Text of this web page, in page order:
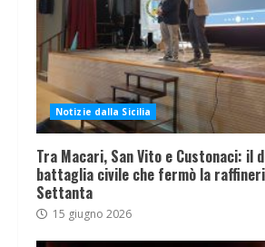
Notizie dalla Sicilia
Tra Macari, San Vito e Custonaci: il
battaglia civile che fermò la
Settanta
15 giugno 2026